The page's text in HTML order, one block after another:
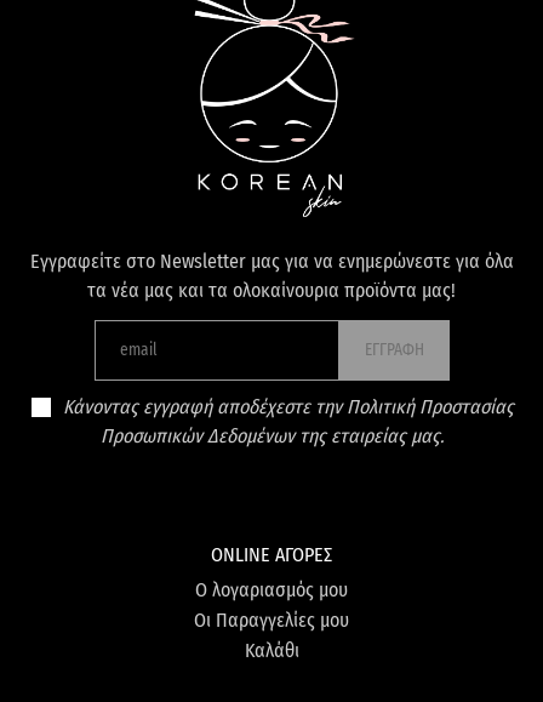
Εγγραφείτε στο Newsletter μας για να ενημερώνεστε για όλα
τα νέα μας και τα ολοκαίνουρια προϊόντα μας!
ΕΓΓΡΑΦΗ
Κάνοντας εγγραφή αποδέχεστε την Πολιτική Προστασίας
Προσωπικών Δεδομένων της εταιρείας μας.
ONLINE ΑΓΟΡΕΣ
Ο λογαριασμός μου
Οι Παραγγελίες μου
Καλάθι